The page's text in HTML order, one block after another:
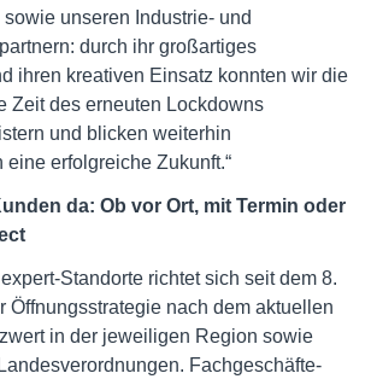
unseren Industrie- und
durch ihr großartiges
ihren kreativen Einsatz konnten wir die
Zeit des erneuten Lockdowns
und blicken weiterhin
eine erfolgreiche Zukunft.“
da: Ob vor Ort, mit Termin oder
Standorte richtet sich seit dem 8.
Öffnungsstrategie nach dem aktuellen
in der jeweiligen Region sowie
Fachgeschäfte-